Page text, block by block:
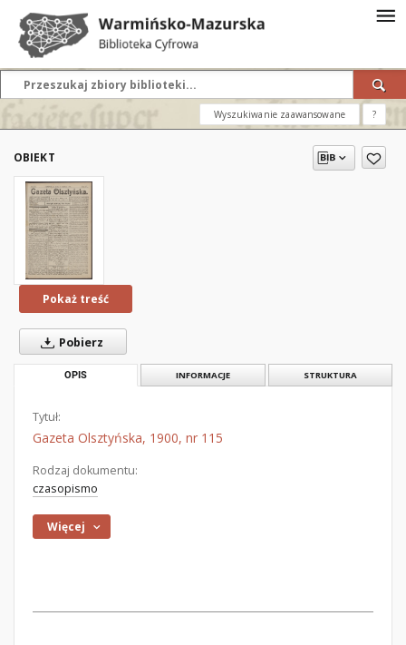
Wyszukiwanie zaawansowane ?
OBIEKT
Pokaż treść
Pobierz
OPIS INFORMACJE STRUKTURA
Tytuł:
Gazeta Olsztyńska, 1900, nr 115
Rodzaj dokumentu:
czasopismo
Więcej